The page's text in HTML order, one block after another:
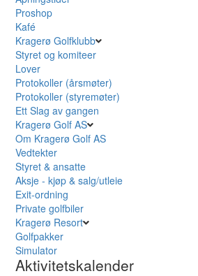
Proshop
Kafé
Kragerø Golfklubb
Styret og komiteer
Lover
Protokoller (årsmøter)
Protokoller (styremøter)
Ett Slag av gangen
Kragerø Golf AS
Om Kragerø Golf AS
Vedtekter
Styret & ansatte
Aksje - kjøp & salg/utleie
Exit-ordning
Private golfbiler
Kragerø Resort
Golfpakker
Simulator
Aktivitetskalender